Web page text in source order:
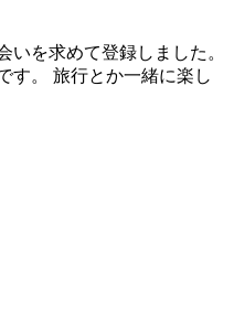
いを求めて登録しました。
す。 旅行とか一緒に楽し